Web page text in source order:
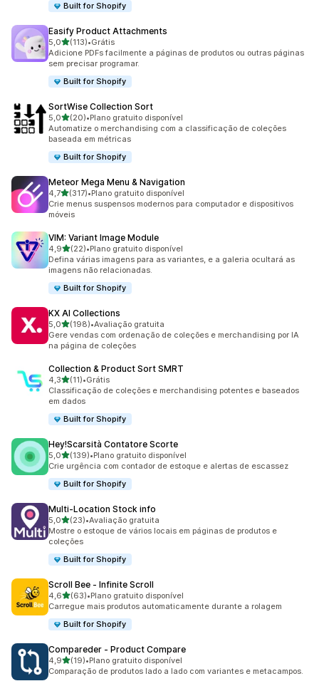
Built for Shopify
Easify Product Attachments
5,0de 5 estrelas
(113)
113 avaliações ao todo
•Grátis
Adicione PDFs facilmente a páginas de produtos ou outras páginas
sem precisar programar.
Built for Shopify
SortWise Collection Sort
5,0de 5 estrelas
(20)
20 avaliações ao todo
•Plano gratuito disponível
Automatize o merchandising com a classificação de coleções
baseada em métricas
Built for Shopify
Meteor Mega Menu & Navigation
4,7de 5 estrelas
(317)
317 avaliações ao todo
•Plano gratuito disponível
Crie menus suspensos modernos para computador e dispositivos
móveis
VIM: Variant Image Module
4,9de 5 estrelas
(22)
22 avaliações ao todo
•Plano gratuito disponível
Defina várias imagens para as variantes, e a galeria ocultará as
imagens não relacionadas.
Built for Shopify
KX AI Collections
5,0de 5 estrelas
(198)
198 avaliações ao todo
•Avaliação gratuita
Gere vendas com ordenação de coleções e merchandising por IA
na página de coleções
Collection & Product Sort SMRT
4,3de 5 estrelas
(11)
11 avaliações ao todo
•Grátis
Classificação de coleções e merchandising potentes e baseados
em dados
Built for Shopify
Hey!Scarsità Contatore Scorte
5,0de 5 estrelas
(139)
139 avaliações ao todo
•Plano gratuito disponível
Crie urgência com contador de estoque e alertas de escassez
Built for Shopify
Multi‑Location Stock info
5,0de 5 estrelas
(23)
23 avaliações ao todo
•Avaliação gratuita
Mostre o estoque de vários locais em páginas de produtos e
coleções
Built for Shopify
Scroll Bee ‑ Infinite Scroll
4,6de 5 estrelas
(63)
63 avaliações ao todo
•Plano gratuito disponível
Carregue mais produtos automaticamente durante a rolagem
Built for Shopify
Compareder ‑ Product Compare
4,9de 5 estrelas
(19)
19 avaliações ao todo
•Plano gratuito disponível
Comparação de produtos lado a lado com variantes e metacampos.